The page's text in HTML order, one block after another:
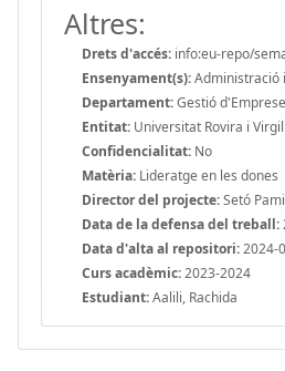
Altres:
Drets d'accés: info:eu-repo/
Ensenyament(s):Administració
Departament:Gestió
Entitat: Universitat Rovira i
Confidencialitat: No
Matèria: Lideratge en les dones
Director del projecte:Setó
Data de la defensa del treball:
Data d'alta al repositori:2024-
Curs acadèmic:2023-2024
Estudiant:Aalili, Rachida